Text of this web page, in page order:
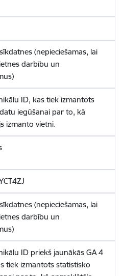
(nepieciešamas, lai
darbību un
ID, kas tiek izmantots
iegūšanai par to, kā
izmanto vietni.
(nepieciešamas, lai
darbību un
ID priekš jaunākās GA 4
tiek izmantots statistisko